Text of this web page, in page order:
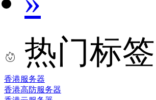
热门标签
香港服务器
香港高防服务器